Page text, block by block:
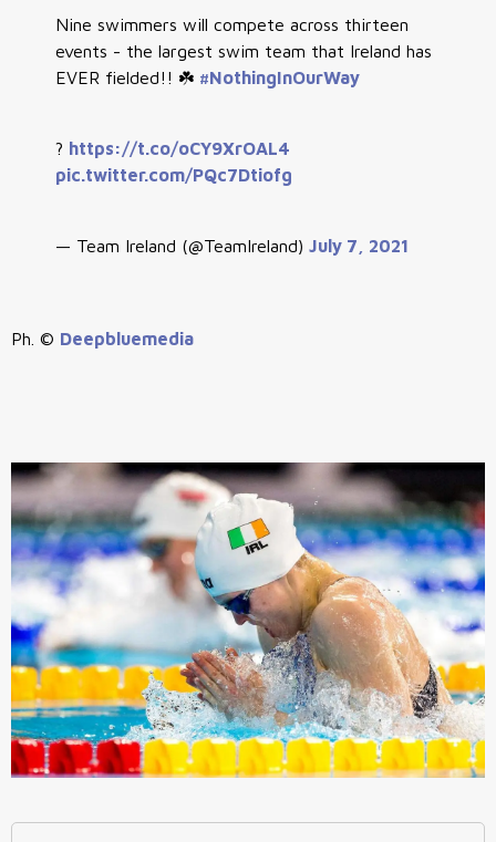
Nine swimmers will compete across thirteen
events - the largest swim team that Ireland has
EVER fielded!! ☘️ #NothingInOurWay
? https://t.co/oCY9XrOAL4
pic.twitter.com/PQc7Dtiofg
— Team Ireland (@TeamIreland) July 7, 2021
Ph. © Deepbluemedia